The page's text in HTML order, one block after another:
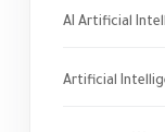
AI Artificial
Artificial